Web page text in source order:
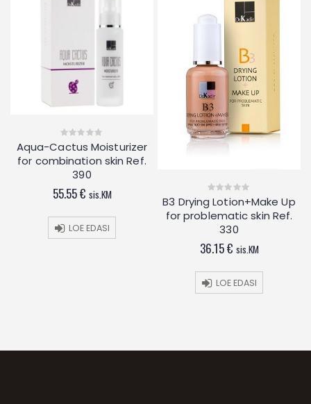
0
out
of
Aqua-Cactus Moisturizer
for combination skin Ref.
390
55.55€ sis.KM
LOE EDASI
0
out
of
B3 Drying Lotion+Make Up
for problematic skin Ref.
330
36.15€ sis.KM
LOE EDASI